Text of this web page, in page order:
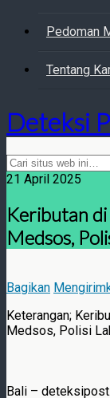
Pedoman
Tentang
Deteksi
21 April 2025
Keributan di
Medsos,
Bagikan
Keterangan;
Medsos, Polisi
Bali –